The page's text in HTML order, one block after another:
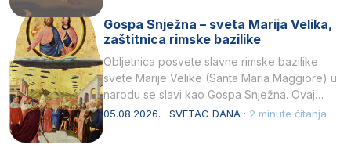
Gospa Snježna – sveta Marija Velika,
zaštitnica rimske bazilike
Obljetnica posvete slavne rimske bazilike
svete Marije Velike (Santa Maria Maggiore) u
narodu se slavi kao Gospa Snježna. Ovaj
naziv, Sancta Maria…
05.08.2026. · SVETAC DANA · 2 minute čitanja